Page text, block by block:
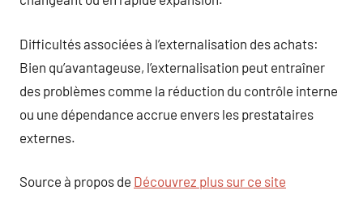
Difficultés associées à l’externalisation des achats:
Bien qu’avantageuse, l’externalisation peut entraîner
des problèmes comme la réduction du contrôle interne
ou une dépendance accrue envers les prestataires
externes.
Source à propos de Découvrez plus sur ce site